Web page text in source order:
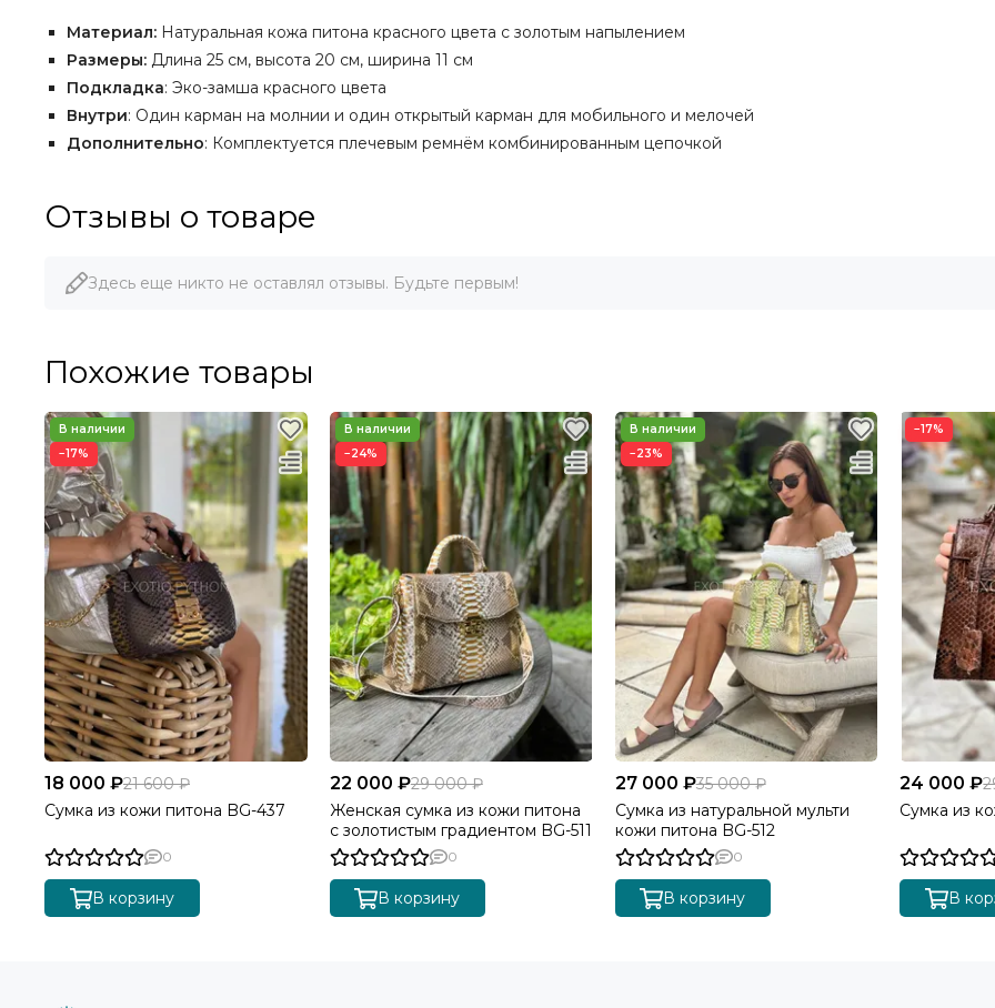
Материал: Натуральная кожа питона красного цвета с золотым напылением
Размеры: Длина 25 см, высота 20 см, ширина 11 см
Подкладка: Эко-замша красного цвета
Внутри: Один карман на молнии и один открытый карман для мобильного и мелочей
Дополнительно: Комплектуется плечевым ремнём комбинированным цепочкой
Отзывы о товаре
Здесь еще никто не оставлял отзывы. Будьте первым!
Похожие товары
−17%
18 000 ₽21 600 ₽
Сумка из кожи питона BG-437
0
В корзину
−24%
22 000 ₽29 000 ₽
Женская сумка из кожи питона
с золотистым градиентом BG-511
0
В корзину
−23%
27 000 ₽35 000 ₽
Сумка из натуральной мульти
кожи питона BG-512
0
В корзину
−17%
24 000 ₽
Сумка из
В